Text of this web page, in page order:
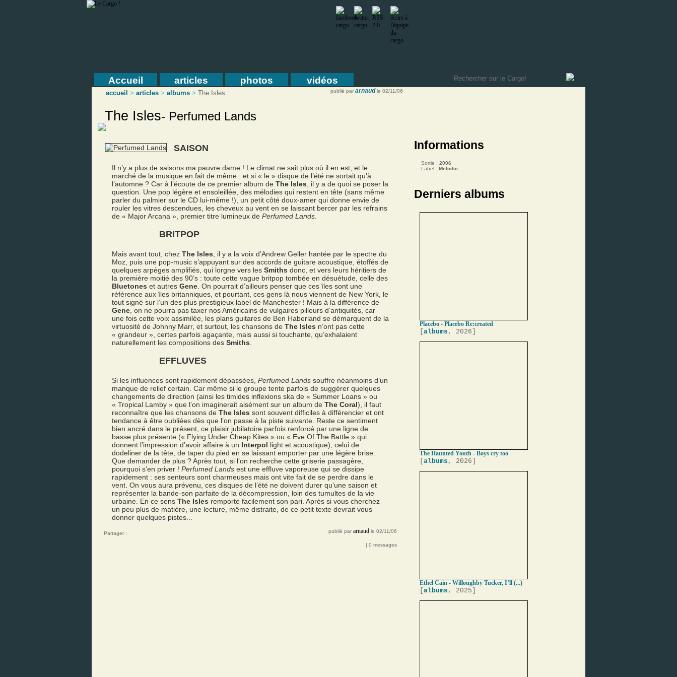
Accueil articles photos vidéos
accueil > articles > albums > The Isles publié par arnaud le 02/11/06
The Isles- Perfumed Lands
SAISON
Il n’y a plus de saisons ma pauvre dame ! Le climat ne sait plus où il en est, et le
marché de la musique en fait de même : et si « le » disque de l’été ne sortait qu’à
l’automne ? Car à l’écoute de ce premier album de The Isles , il y a de quoi se poser la
question. Une pop légère et ensoleillée, des mélodies qui restent en tête (sans même
parler du palmier sur le CD lui-même !), un petit côté doux-amer qui donne envie de
rouler les vitres descendues, les cheveux au vent en se laissant bercer par les refrains
de « Major Arcana », premier titre lumineux de Perfumed Lands
BRITPOP
Mais avant tout, chez The Isles , il y a la voix d’Andrew Geller hantée par le spectre du
Moz, puis une pop-music s’appuyant sur des accords de guitare acoustique, étoffés de
quelques arpèges amplifiés, qui lorgne vers les Smiths donc, et vers leurs héritiers de
la première moitié des 90’s : toute cette vague britpop tombée en désuétude, celle des
Bluetones et autres Gene . On pourrait d’ailleurs penser que ces îles sont une
référence aux îles britanniques, et pourtant, ces gens là nous viennent de New York, le
tout signé sur l’un des plus prestigieux label de Manchester ! Mais à la différence de
Gene , on ne pourra pas taxer nos Américains de vulgaires pilleurs d’antiquités, car
une fois cette voix assimilée, les plans guitares de Ben Haberland se démarquent de la
virtuosité de Johnny Marr, et surtout, les chansons de The Isles n’ont pas cette
« grandeur », certes parfois agaçante, mais aussi si touchante, qu’exhalaient
naturellement les compositions des Smiths
EFFLUVES
Si les influences sont rapidement dépassées, Perfumed Lands souffre néanmoins d’un
manque de relief certain. Car même si le groupe tente parfois de suggérer quelques
changements de direction (ainsi les timides inflexions ska de « Summer Loans » ou
« Tropical Lamby » que l’on imaginerait aisément sur un album de The Coral), il faut
reconnaître que les chansons de The Isles sont souvent difficiles à différencier et ont
tendance à être oubliées dès que l’on passe à la piste suivante. Reste ce sentiment
bien ancré dans le présent, ce plaisir jubilatoire parfois renforcé par une ligne de
basse plus présente (« Flying Under Cheap Kites » ou « Eve Of The Battle » qui
donnent l’impression d’avoir affaire à un Interpol light et acoustique), celui de
dodeliner de la tête, de taper du pied en se laissant emporter par une légère brise.
Que demander de plus ? Après tout, si l’on recherche cette griserie passagère,
pourquoi s’en priver ! Perfumed Lands est une effluve vaporeuse qui se dissipe
rapidement : ses senteurs sont charmeuses mais ont vite fait de se perdre dans le
vent. On vous aura prévenu, ces disques de l’été ne doivent durer qu’une saison et
représenter la bande-son parfaite de la décompression, loin des tumultes de la vie
urbaine. En ce sens The Isles remporte facilement son pari. Après si vous cherchez
un peu plus de matière, une lecture, même distraite, de ce petit texte devrait vous
donner quelques pistes...
Partager : publié par arnaud le 02/11/06
| 0 messages
Informations
Sortie : 2006
Label : Melodic
Derniers albums
Placebo - Placebo Re:created
albums , 2026]
The Haunted Youth - Boys cry too
albums , 2026]
Ethel Cain - Willoughby Tucker, I’ll (...)
albums , 2025]